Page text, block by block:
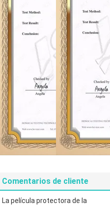
Comentarios de cliente
La película protectora de la